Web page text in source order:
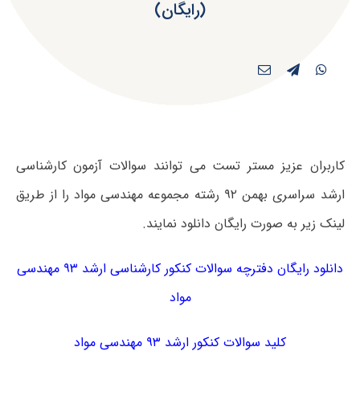
(رایگان)
کاربران عزیز مستر تست می توانند سوالات آزمون کارشناسی
ارشد سراسری بهمن ۹۲ رشته مجموعه مهندسی مواد را از طریق
لینک زیر به صورت رایگان دانلود نمایند.
دانلود رایگان دفترچه سوالات کنکور کارشناسی ارشد ۹۳ مهندسی
مواد
کلید سوالات کنکور ارشد ۹۳ مهندسی مواد